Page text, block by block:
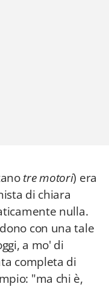
tre motori) era
di chiara
nulla.
con una tale
a mo' di
completa di
"ma chi è,